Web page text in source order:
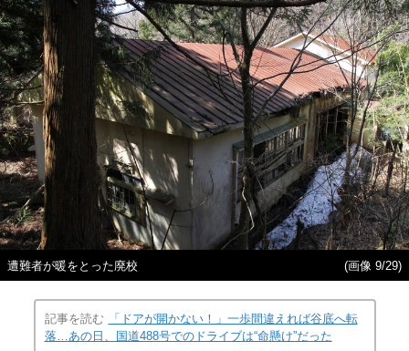
遭難者が暖をとった廃校 (画像 9/29)
記事を読む
「ドアが開かない！」一歩間違えれば谷底へ転
落…あの日、国道488号でのドライブは“命懸け”だった